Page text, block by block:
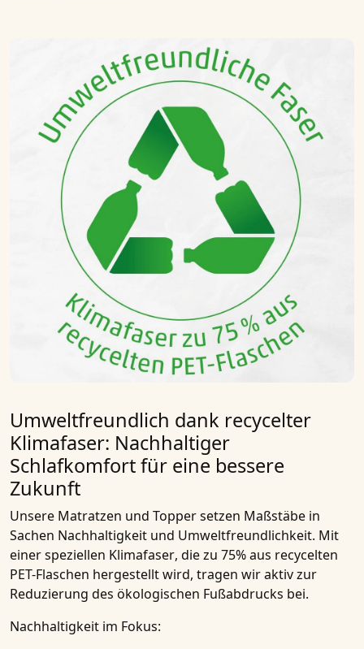
Umweltfreundlich dank recycelter
Klimafaser: Nachhaltiger
Schlafkomfort für eine bessere
Zukunft
Unsere Matratzen und Toppersetzen Maßstäbe in
Sachen Nachhaltigkeit und Umweltfreundlichkeit. Mit
einer speziellen Klimafaser, die zu 75% aus recycelten
PET-Flaschen hergestellt wird, tragen wir aktiv zur
Reduzierung des ökologischen Fußabdrucks bei.
Nachhaltigkeit im Fokus: